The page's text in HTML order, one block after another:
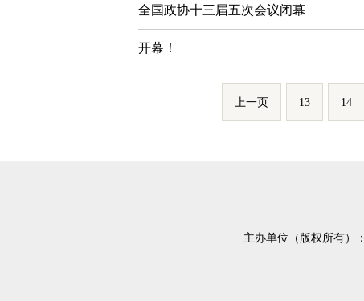
全国政协十三届五次会议闭幕
开幕！
上一页 13 14
主办单位（版权所有）